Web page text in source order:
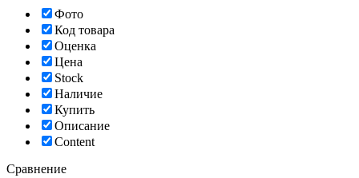
Фото
Код товара
Оценка
Цена
Stock
Наличие
Купить
Описание
Content
Сравнение